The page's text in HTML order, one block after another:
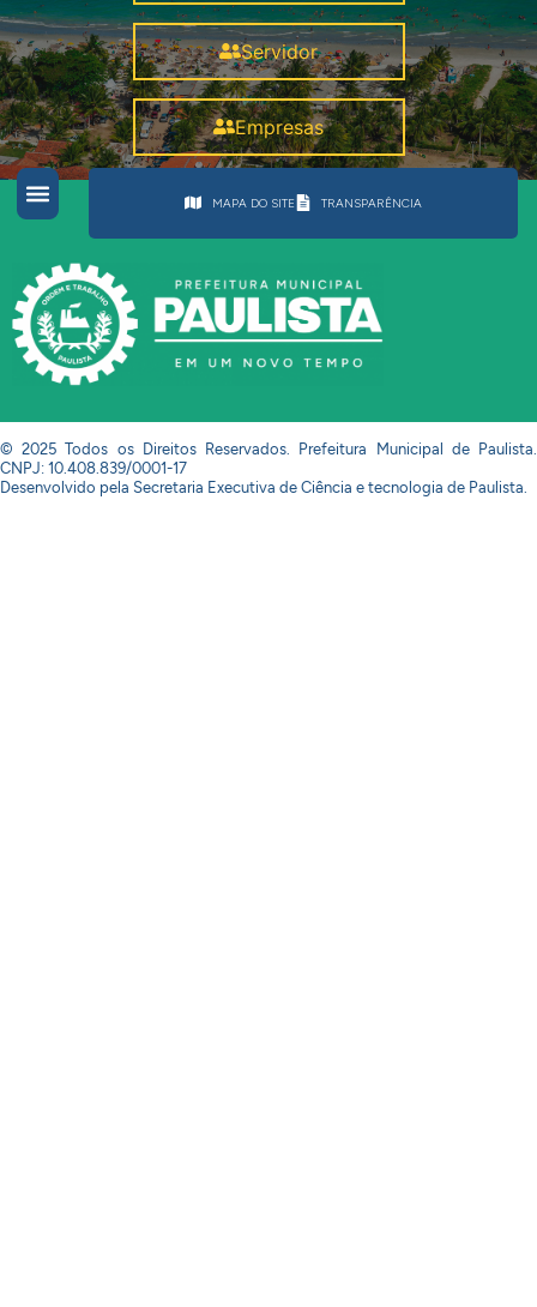
Servidor
Empresas
MAPA DO SITE TRANSPARÊNCIA
© 2025 Todos os Direitos Reservados. Prefeitura Municipal de Paulista.
CNPJ: 10.408.839/0001-17
Desenvolvido pela Secretaria Executiva de Ciência e tecnologia de Paulista.